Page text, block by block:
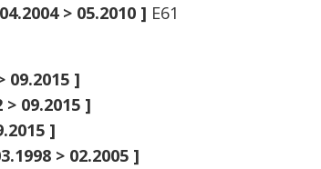
> 05.2010 ] E61
09.2015 ]
> 09.2015 ]
]
> 02.2005 ]